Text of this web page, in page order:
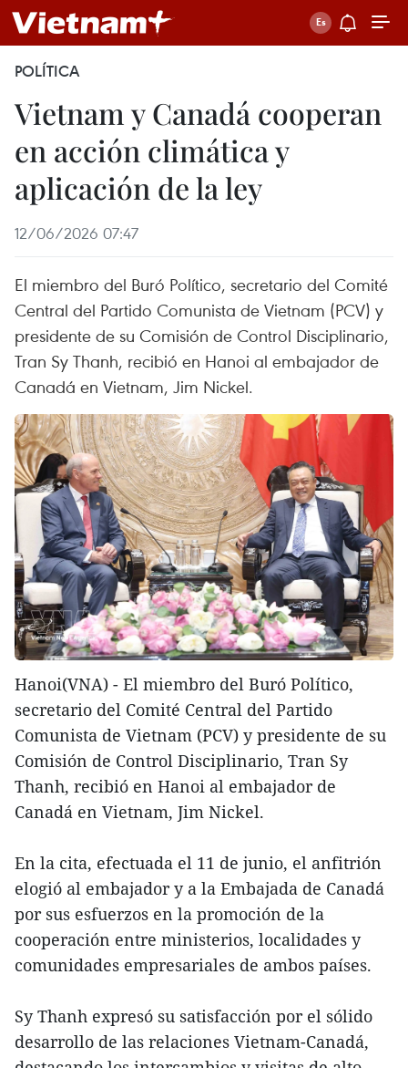
POLÍTICA
Vietnam y Canadá cooperan
en acción climática y
aplicación de la ley
12/06/2026 07:47
El miembro del Buró Político, secretario del Comité
Central del Partido Comunista de Vietnam (PCV) y
presidente de su Comisión de Control Disciplinario,
Tran Sy Thanh, recibió en Hanoi al embajador de
Canadá en Vietnam, Jim Nickel.
Hanoi(VNA) - El miembro del Buró Político,
secretario del Comité Central del Partido
Comunista de Vietnam (PCV) y presidente de su
Comisión de Control Disciplinario, Tran Sy
Thanh, recibió en Hanoi al embajador de
Canadá en Vietnam, Jim Nickel.
En la cita, efectuada el 11 de junio, el anfitrión
elogió al embajador y a la Embajada de Canadá
por sus esfuerzos en la promoción de la
cooperación entre ministerios, localidades y
comunidades empresariales de ambos países.
Sy Thanh expresó su satisfacción por el sólido
desarrollo de las relaciones Vietnam-Canadá,